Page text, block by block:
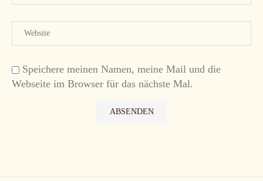
Speichere meinen Namen, meine Mail und die
Webseite im Browser für das nächste Mal.